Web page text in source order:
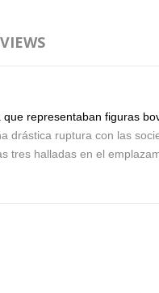
representaban figuras
drástica ruptura con las
tres halladas en el